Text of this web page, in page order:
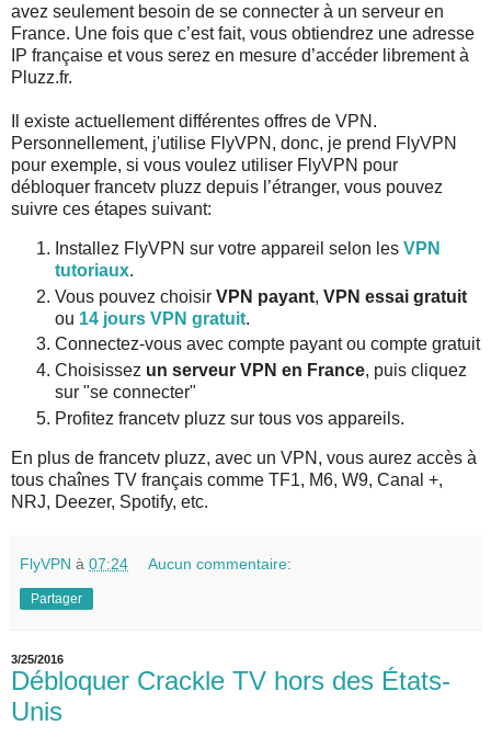
avez seulement besoin de se connecter à un serveur en
France. Une fois que c’est fait, vous obtiendrez une adresse
IP française et vous serez en mesure d’accéder librement à
Pluzz.fr.
Il existe actuellement différentes offres de VPN.
Personnellement, j'utilise FlyVPN, donc, je prend FlyVPN
pour exemple, si vous voulez utiliser FlyVPN pour
débloquer francetv pluzz depuis l’étranger, vous pouvez
suivre ces étapes suivant:
Installez FlyVPN sur votre appareil selon les VPN
tutoriaux.
Vous pouvez choisir VPN payant, VPN essai gratuit
ou 14 jours VPN gratuit.
Connectez-vous avec compte payant ou compte gratuit
Choisissez un serveur VPN en France, puis cliquez
sur "se connecter"
Profitez francetv pluzz sur tous vos appareils.
En plus de francetv pluzz, avec un VPN, vous aurez accès à
tous chaînes TV français comme TF1, M6, W9, Canal +,
NRJ, Deezer, Spotify, etc.
FlyVPN à 07:24 Aucun commentaire:
Partager
3/25/2016
Débloquer Crackle TV hors des États-
Unis